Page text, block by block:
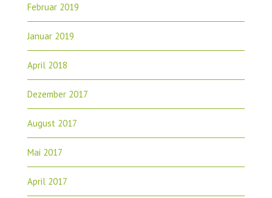
Februar 2019
Januar 2019
April 2018
Dezember 2017
August 2017
Mai 2017
April 2017